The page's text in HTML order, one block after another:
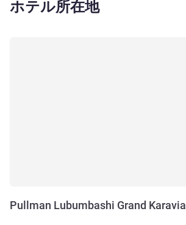
ホテル所在地
Pullman Lubumbashi Grand Karavia